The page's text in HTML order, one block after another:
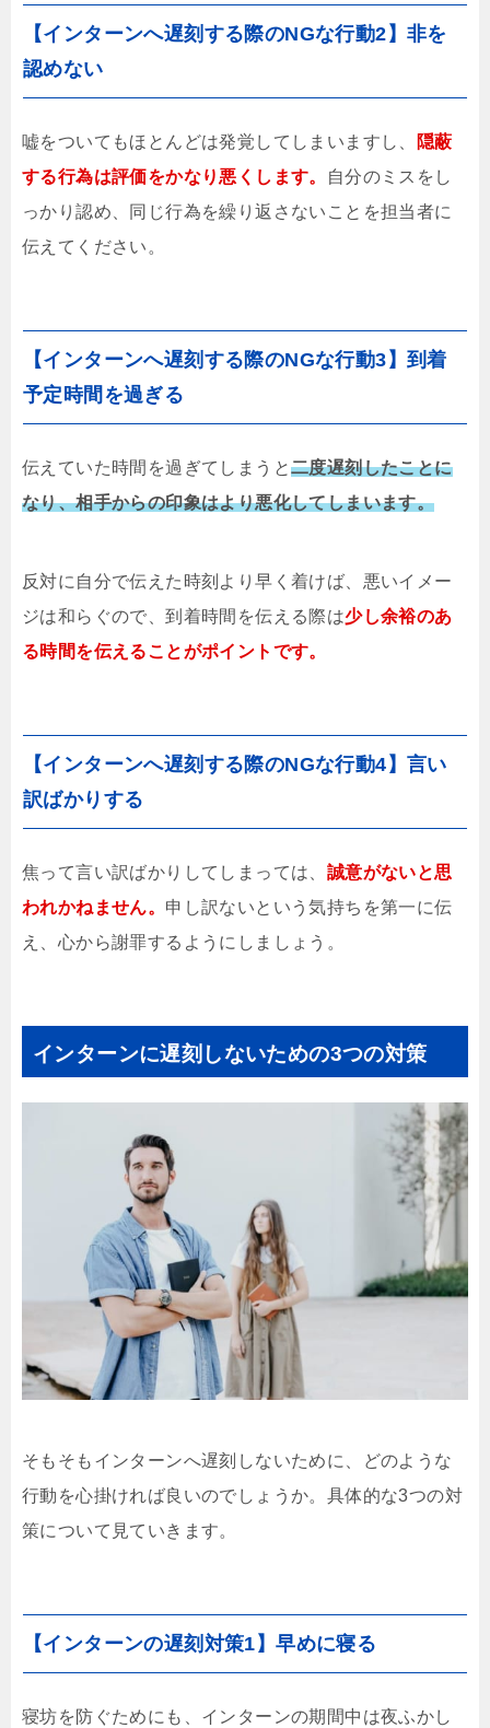
【インターンへ遅刻する際のNGな行動2】非を
認めない
嘘をついてもほとんどは発覚してしまいますし、
隠蔽
する行為は評価をかなり悪くします。
自分のミスをし
っかり認め、同じ行為を繰り返さないことを担当者に
伝えてください。
【インターンへ遅刻する際のNGな行動3】到着
予定時間を過ぎる
伝えていた時間を過ぎてしまうと二度遅刻したことに
なり、相手からの印象はより悪化してしまいます。
反対に自分で伝えた時刻より早く着けば、悪いイメー
ジは和らぐので、到着時間を伝える際は少し余裕のあ
る時間を伝えることがポイントです。
【インターンへ遅刻する際のNGな行動4】言い
訳ばかりする
焦って言い訳ばかりしてしまっては、 誠意がないと思
われかねません。 申し訳ないという気持ちを第一に伝
え、心から謝罪するようにしましょう。
インターンに遅刻しないための3つの対策
そもそもインターンへ遅刻しないために、どのような
行動を心掛ければ良いのでしょうか。具体的な3つの対
策について見ていきます。
【インターンの遅刻対策1】早めに寝る
寝坊を防ぐためにも、インターンの期間中は夜ふかし